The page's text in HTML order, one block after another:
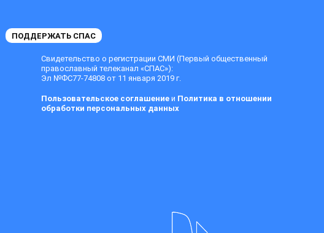
ПОДДЕРЖАТЬ СПАС
Свидетельство о регистрации СМИ (Первый общественный
православный телеканал «СПАС»):
Эл №ФС77-74808 от 11 января 2019 г.
Пользовательское соглашениеи Политика в отношении
обработки персональных данных